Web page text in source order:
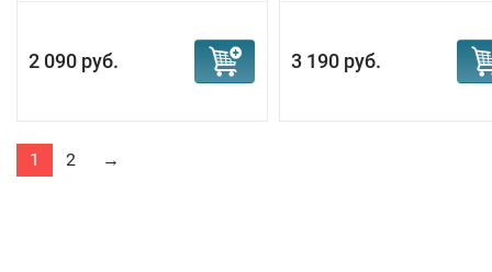
2 090 руб. 3 190 руб.
1 2 →